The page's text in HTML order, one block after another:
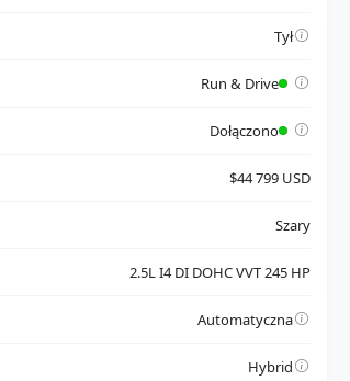
Tył
Run & Drive
Dołączono
$44 799 USD
Szary
2.5L I4 DI DOHC VVT 245 HP
Automatyczna
Hybrid